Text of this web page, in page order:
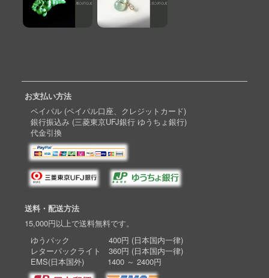
お支払い方法
ペイパル (ペイパル口座、クレジットカード)
銀行振込み (三菱東京UFJ銀行 ゆうちょ銀行)
代金引換
送料・配送方法
15,000円以上で送料無料です。
ゆうパック 400円 (日本国内一律)
レターパックライト 360円 (日本国内一律)
EMS(日本国外) 1400 ～ 2400円